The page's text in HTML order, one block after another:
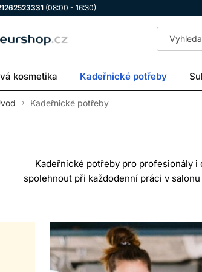
(08:00 - 16:30)
kosmetika Kadeřnické potřeby
Kadeřnické potřeby
Kadeřnické potřeby pro profesionály i
spolehnout při každodenní práci v
co potřebujete – od precizních
U nás si vyberou nejen zkušení
profesionální kadeřnické